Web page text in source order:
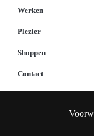
Werken
Plezier
Shoppen
Contact